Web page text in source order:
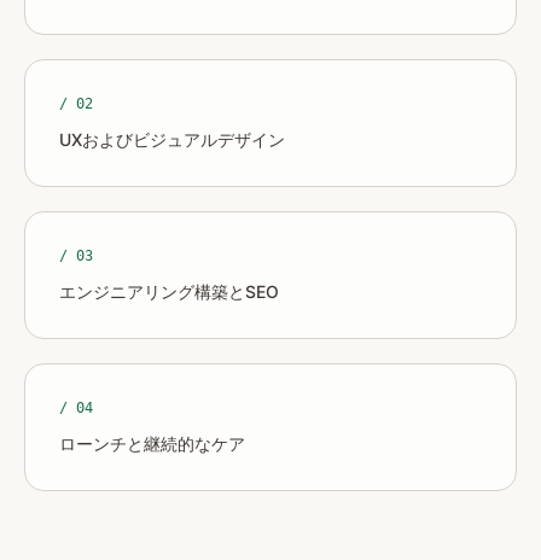
/ 02
UXおよびビジュアルデザイン
/ 03
エンジニアリング構築とSEO
/ 04
ローンチと継続的なケア